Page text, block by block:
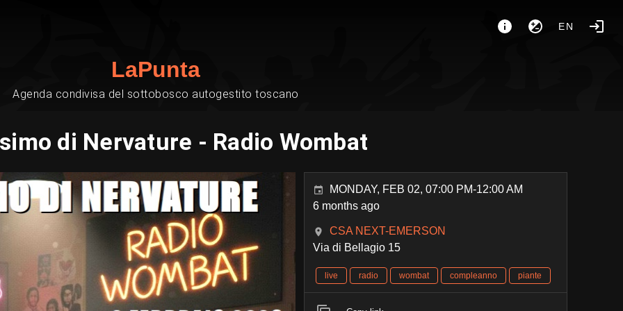
EN
LaPunta
Agenda condivisa del sottobosco autogestito toscano
di Nervature - Radio Wombat
MONDAY, FEB 02, 07:00 PM-12:00 AM
6 months ago
CSA NEXT-EMERSON
Via di Bellagio 15
live radio wombat compleanno piante